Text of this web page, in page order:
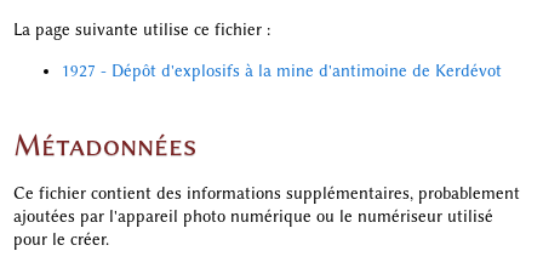
La page suivante utilise ce fichier :
1927 - Dépôt d'explosifs à la mine d'antimoine de Kerdévot
Métadonnées
Ce fichier contient des informations supplémentaires, probablement
ajoutées par l'appareil photo numérique ou le numériseur utilisé
pour le créer.